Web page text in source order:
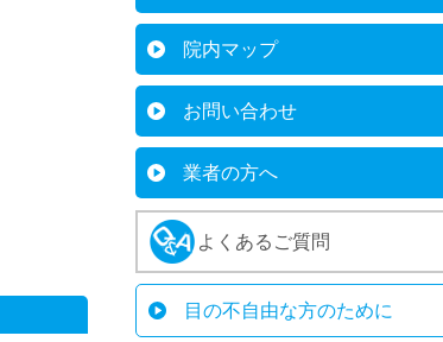
院内マップ
お問い合わせ
業者の方へ
よくあるご質問
目の不自由な方のために